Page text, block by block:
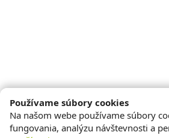
Používame súbory cookies
Na našom webe používame súbory
fungovania, analýzu návštevnosti a